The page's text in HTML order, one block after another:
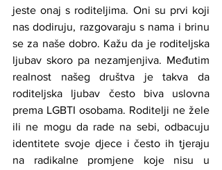
jeste onaj s roditeljima. Oni su prvi koji
nas dodiruju, razgovaraju s nama i brinu
se za naše dobro. Kažu da je roditeljska
ljubav skoro pa nezamjenjiva. Međutim
realnost našeg društva je takva da
roditeljska ljubav često biva uslovna
prema LGBTI osobama. Roditelji ne žele
ili ne mogu da rade na sebi, odbacuju
identitete svoje djece i često ih tjeraju
na radikalne promjene koje nisu u